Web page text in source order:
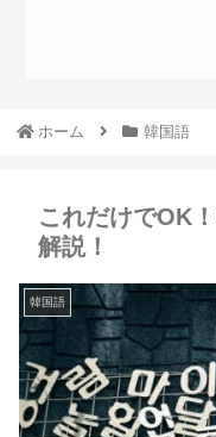
ホーム 韓国語
これだけでOK
解説！
韓国語